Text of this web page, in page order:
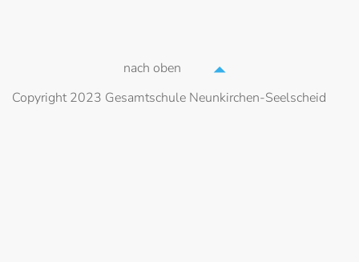
nach oben
Copyright 2023 Gesamtschule Neunkirchen-Seelscheid